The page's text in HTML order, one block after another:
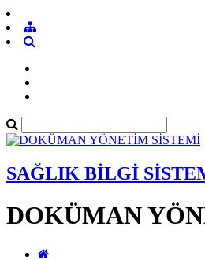
SAĞLIK BİLGİ
DOKÜMAN